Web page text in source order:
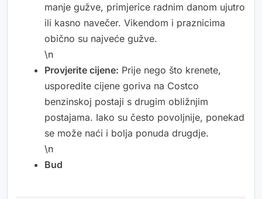
manje gužve, primjerice radnim danom ujutro
ili kasno navečer. Vikendom i praznicima
obično su najveće gužve.
\n
Provjerite cijene: Prije nego što krenete,
usporedite cijene goriva na Costco
benzinskoj postaji s drugim obližnjim
postajama. Iako su često povoljnije, ponekad
se može naći i bolja ponuda drugdje.
\n
Bud